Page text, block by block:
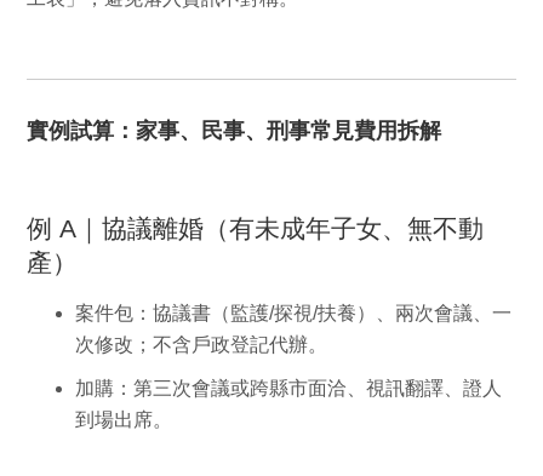
實例試算：家事、民事、刑事常見費用拆解
例 A｜協議離婚（有未成年子女、無不動
產）
案件包：協議書（監護/探視/扶養）、兩次會議、一
次修改；不含戶政登記代辦。
加購：第三次會議或跨縣市面洽、視訊翻譯、證人
到場出席。